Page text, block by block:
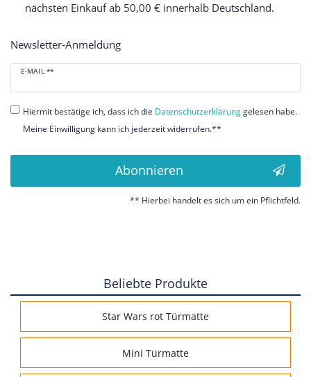
nächsten Einkauf ab 50,00 € innerhalb Deutschland.
Newsletter-Anmeldung
E-MAIL **
Newsletter
Honig
Hiermit bestätige ich, dass ich die Daten­schutz­erklärunggelesen habe.
Meine Einwilligung kann ich jederzeit widerrufen.**
Abonnieren
** Hierbei handelt es sich um ein Pflichtfeld.
Beliebte Produkte
Star Wars rot Türmatte
Mini Türmatte